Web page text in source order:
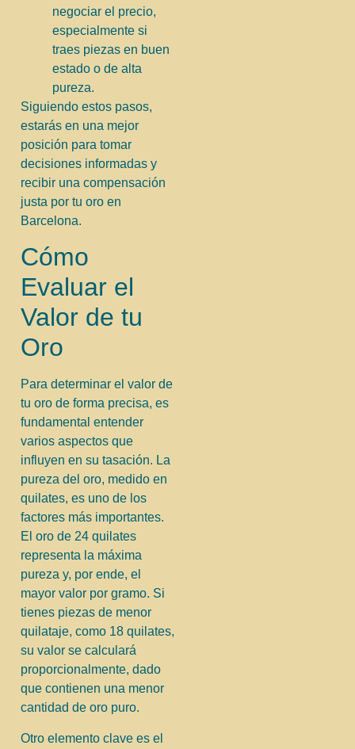
negociar el precio,
especialmente si
traes piezas en buen
estado o de alta
pureza.
Siguiendo estos pasos,
estarás en una mejor
posición para tomar
decisiones informadas y
recibir una compensación
justa por tu oro en
Barcelona.
Cómo
Evaluar el
Valor de tu
Oro
Para determinar el valor de
tu oro de forma precisa, es
fundamental entender
varios aspectos que
influyen en su tasación. La
pureza del oro, medido en
quilates, es uno de los
factores más importantes.
El oro de 24 quilates
representa la máxima
pureza y, por ende, el
mayor valor por gramo. Si
tienes piezas de menor
quilataje, como 18 quilates,
su valor se calculará
proporcionalmente, dado
que contienen una menor
cantidad de oro puro.
Otro elemento clave es el